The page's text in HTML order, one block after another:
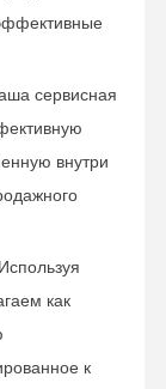
сервисная
внутри
Используя
как
к